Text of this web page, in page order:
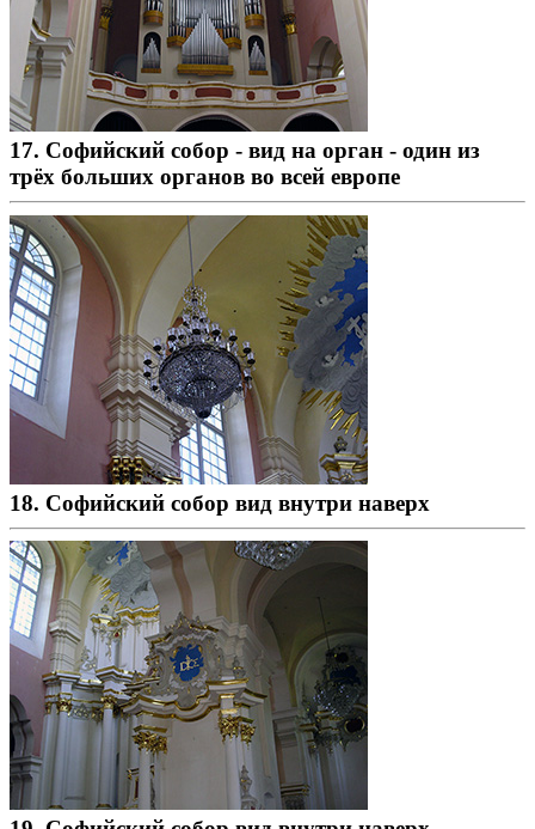
17. Софийский собор - вид на орган - один из
трёх больших органов во всей европе
18. Софийский собор вид внутри наверх